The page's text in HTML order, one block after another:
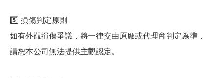
5️⃣ 損傷判定原則
如有外觀損傷爭議，將一律交由原廠或代理商判定為準，
請恕本公司無法提供主觀認定。